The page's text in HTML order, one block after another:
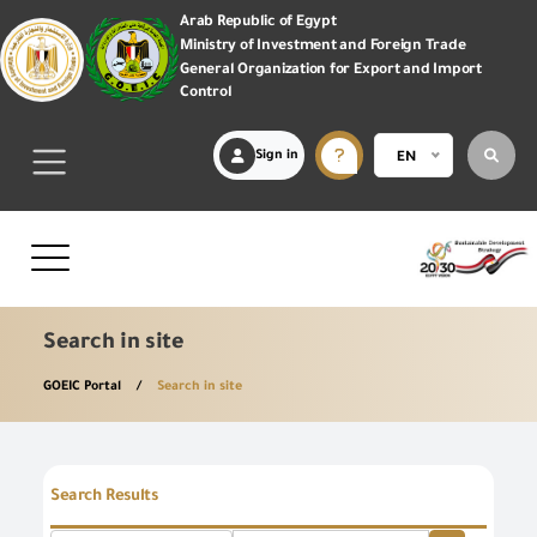
Arab Republic of Egypt
Ministry of Investment and Foreign Trade
General Organization for Export and Import
Control
Sign in EN
Search in site
GOEIC Portal Search in site
Search Results